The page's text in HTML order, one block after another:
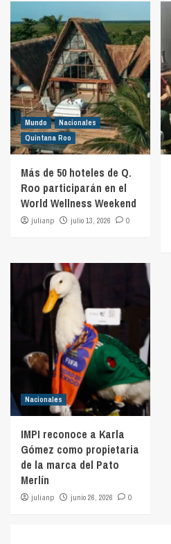
Mundo
Nacionales
Quintana Roo
Más de 50 hoteles de Q.
Roo participarán en el
World Wellness Weekend
julianp julio 13, 2026 0
Nacionales
IMPI reconoce a Karla
Gómez como propietaria
de la marca del Pato
Merlín
julianp junio 26, 2026 0